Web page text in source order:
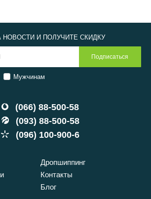
(066) 88-500-58
(093) 88-500-58
(096) 100-900-6
Дропшиппинг
Контакты
Блог
И ПОЛУЧИТЕ СКИДКУ
Мужчинам